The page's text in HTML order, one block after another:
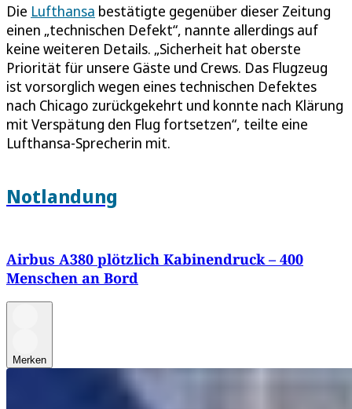
Die Lufthansa bestätigte gegenüber dieser Zeitung
einen „technischen Defekt“, nannte allerdings auf
keine weiteren Details. „Sicherheit hat oberste
Priorität für unsere Gäste und Crews. Das Flugzeug
ist vorsorglich wegen eines technischen Defektes
nach Chicago zurückgekehrt und konnte nach Klärung
mit Verspätung den Flug fortsetzen“, teilte eine
Lufthansa-Sprecherin mit.
Notlandung
Airbus A380 plötzlich Kabinendruck – 400
Menschen an Bord
Merken